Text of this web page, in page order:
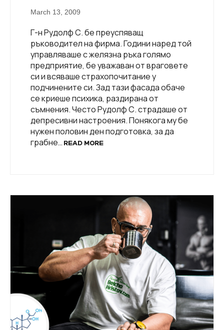
March 13, 2009
Г-н Рудолф С. бе преуспяващ
ръководител на фирма. Години наред той
управляваше с желязна ръка голямо
предприятие, бе уважаван от враговете
си и всяваше страхопочитание у
подчинените си. Зад тази фасада обаче
се криеше психика, раздирана от
съмнения. Често Рудолф С. страдаше от
депресивни настроения. Понякога му бе
нужен половин ден подготовка, за да
грабне… READ MORE